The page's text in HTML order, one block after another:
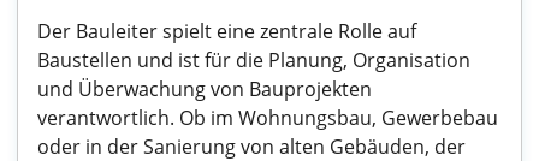
Der Bauleiter spielt eine zentrale Rolle auf
Baustellen und ist für die Planung, Organisation
und Überwachung von Bauprojekten
verantwortlich. Ob im Wohnungsbau, Gewerbebau
oder in der Sanierung von alten Gebäuden, der